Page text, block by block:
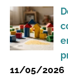
11/05/2026